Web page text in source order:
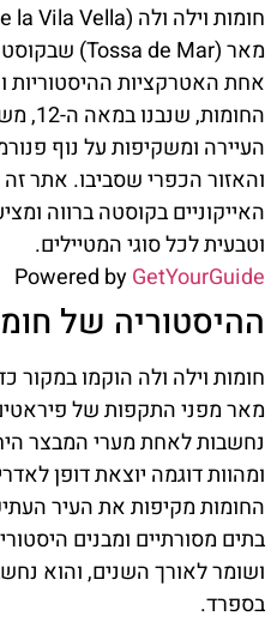
אחת האטרקציות ההיסטוריות
העיירה ומשקיפות על נוף
והאזור הכפרי שסביבו. אתר
האייקוניים בקוסטה ברווה
וטבעית לכל סוגי המטיילים.
Powered byGetYourGuide
ההיסטוריה של
חומות וילה ולה הוקמו במקור
מאר מפני התקפות של
נחשבות לאחת מערי המבצר
ומהוות דוגמה יוצאת דופן
החומות מקיפות את העיר
בתים מסורתיים ומבנים
ושומר לאורך השנים, והוא
בספרד.